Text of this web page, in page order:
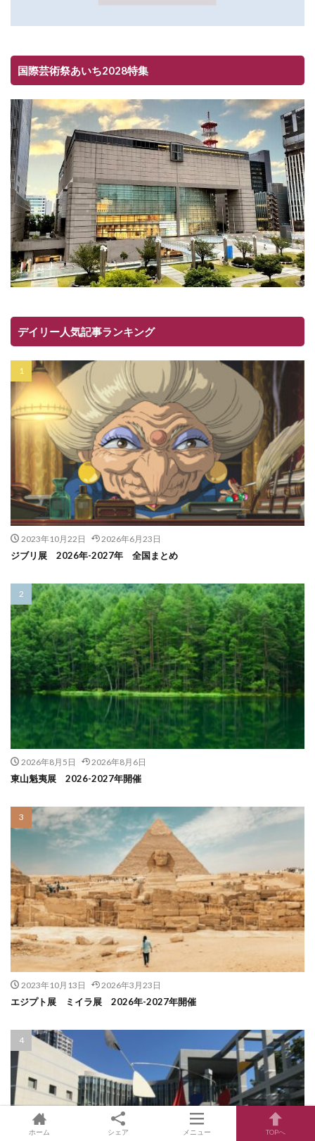
国際芸術祭あいち2028特集
デイリー人気記事ランキング
2023年10月22日 2026年6月23日
ジブリ展 2026年-2027年 全国まとめ
2026年8月5日 2026年8月6日
東山魁夷展 2026-2027年開催
2023年10月13日 2026年3月23日
エジプト展 ミイラ展 2026年-2027年開催
ホーム シェア メニュー TOPへ